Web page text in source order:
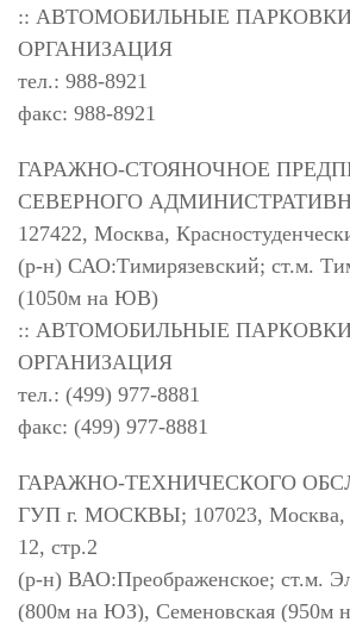
:: АВТОМОБИЛЬНЫЕ
ОРГАНИЗАЦИЯ
тел.: 988-8921
факс: 988-8921
ГАРАЖНО-СТОЯНОЧНОЕ
СЕВЕРНОГО
127422, Москва,
(р-н) САО:Тимирязевский; ст.м.
(1050м на ЮВ)
:: АВТОМОБИЛЬНЫЕ
ОРГАНИЗАЦИЯ
тел.: (499) 977-8881
факс: (499) 977-8881
ГАРАЖНО-ТЕХНИЧЕСКОГО
ГУП г. МОСКВЫ; 107023, Москва,
12, стр.2
(р-н) ВАО:Преображенское; ст.м.
(800м на ЮЗ), Семеновская (950м